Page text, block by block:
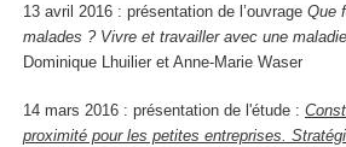
13 avril 2016 : présentation de l’ouvrage Que
malades ? Vivre et travailler avec une
Dominique Lhuilier et Anne-Marie Waser
14 mars 2016 : présentation de l'étude :
proximité pour les petites entreprises.